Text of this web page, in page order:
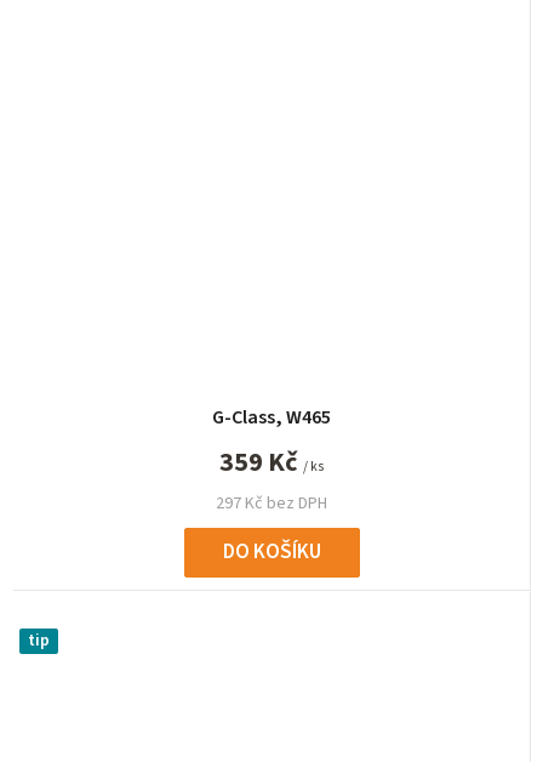
G-Class, W465
297 Kč bez DPH
359 Kč / ks
DO KOŠÍKU
tip